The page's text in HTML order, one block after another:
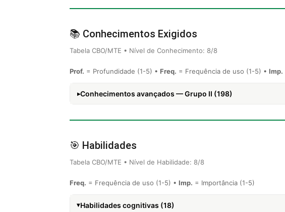
📚 Conhecimentos Exigidos
Tabela CBO/MTE • Nível de Conhecimento: 8/8
Prof. = Profundidade (1-5) • Freq. = Frequência de uso (1-5) • Imp.
Conhecimentos avançados — Grupo II (198)
🎯 Habilidades
Tabela CBO/MTE • Nível de Habilidade: 8/8
Freq. = Frequência de uso (1-5) • Imp. = Importância (1-5)
Habilidades cognitivas (18)